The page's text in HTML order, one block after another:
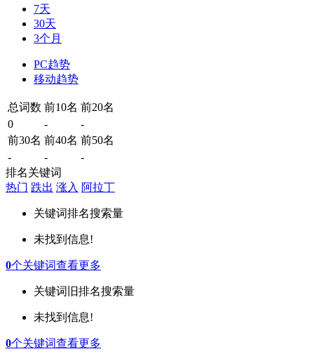
7天
30天
3个月
PC趋势
移动趋势
总词数 前10名 前20名
0
-
-
前30名 前40名 前50名
-
-
-
排名关键词
热门 跌出 涨入 阿拉丁
关键词排名搜索量
未找到信息!
0个关键词查看更多
关键词 旧排名搜索量
未找到信息!
0个关键词查看更多